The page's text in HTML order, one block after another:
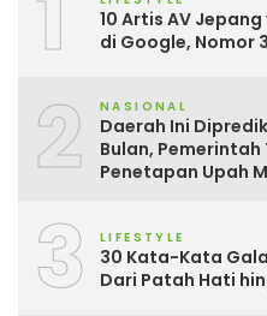
10 Artis AV
di Google, Nomor
2 NASIONAL
Daerah Ini
Bulan,
Penetapan Upah
3 LIFESTYLE
30 Kata-Kata
Dari Patah Hati